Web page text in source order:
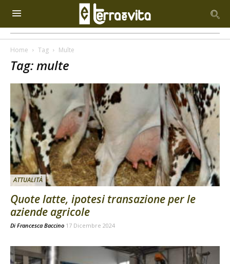
Home Tag Multe
Tag: multe
ATTUALITÀ
Quote latte, ipotesi transazione per le
aziende agricole
Di Francesca Baccino 17 Dicembre 2024